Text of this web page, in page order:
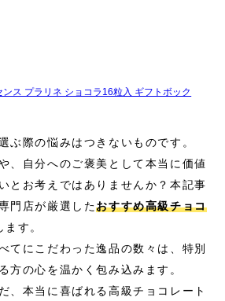
ス プラリネ ショコラ16粒入 ギフトボック
ぶ際の悩みはつきないものです。
、自分へのご褒美として本当に価値
とお考えではありませんか？本記事
門店が厳選したおすすめ高級チョコ
す。
てにこだわった逸品の数々は、特別
方の心を温かく包み込みます。
、本当に喜ばれる高級チョコレート